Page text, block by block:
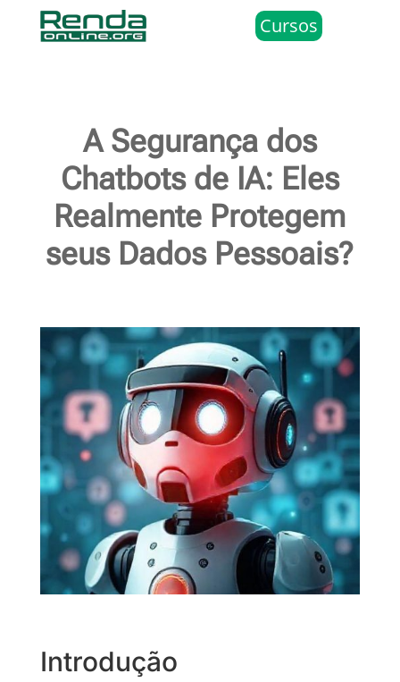
Cursos
A Segurança dos
Chatbots de IA: Eles
Realmente Protegem
seus Dados Pessoais?
Introdução